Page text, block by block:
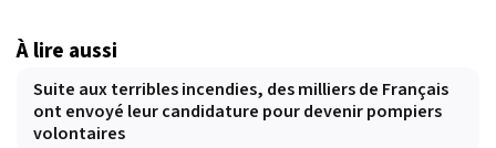
À lire aussi
Suite aux terribles incendies, des milliers de Français
ont envoyé leur candidature pour devenir pompiers
volontaires